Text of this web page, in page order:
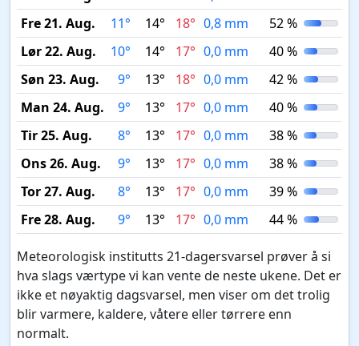
Fre 21. Aug.
11° 14° 18° 0,8 mm
52 %
Lør 22. Aug.
10° 14° 17° 0,0 mm
40 %
Søn 23. Aug.
9° 13° 18° 0,0 mm
42 %
Man 24. Aug.
9° 13° 17° 0,0 mm
40 %
Tir 25. Aug.
8° 13° 17° 0,0 mm
38 %
Ons 26. Aug.
9° 13° 17° 0,0 mm
38 %
Tor 27. Aug.
8° 13° 17° 0,0 mm
39 %
Fre 28. Aug.
9° 13° 17° 0,0 mm 44 %
Meteorologisk institutts 21-dagersvarsel prøver å si
hva slags værtype vi kan vente de neste ukene. Det er
ikke et nøyaktig dagsvarsel, men viser om det trolig
blir varmere, kaldere, våtere eller tørrere enn
normalt.